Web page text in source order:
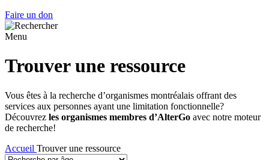
Faire un don
Menu
Trouver une ressource
Vous êtes à la recherche d’organismes montréalais offrant des
services aux personnes ayant une limitation fonctionnelle?
Découvrez les organismes membres d’AlterGo avec notre moteur
de recherche!
Accueil Trouver une ressource